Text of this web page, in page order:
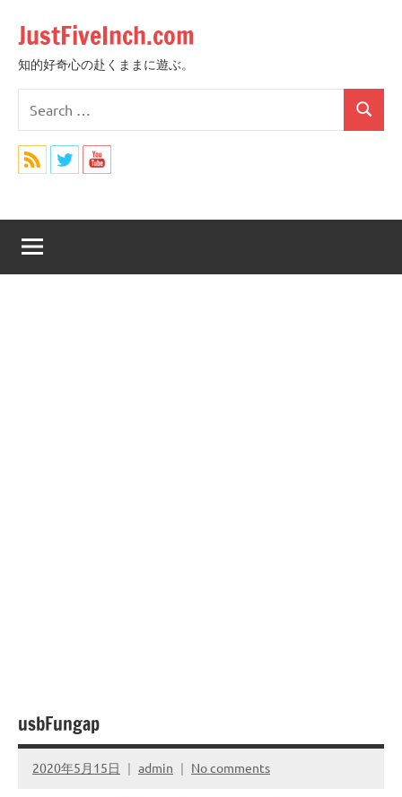
content
JustFiveInch.com
知的好奇心の赴くままに遊ぶ。
for:
Search
usbFungap
2020年5月15日 admin No comments